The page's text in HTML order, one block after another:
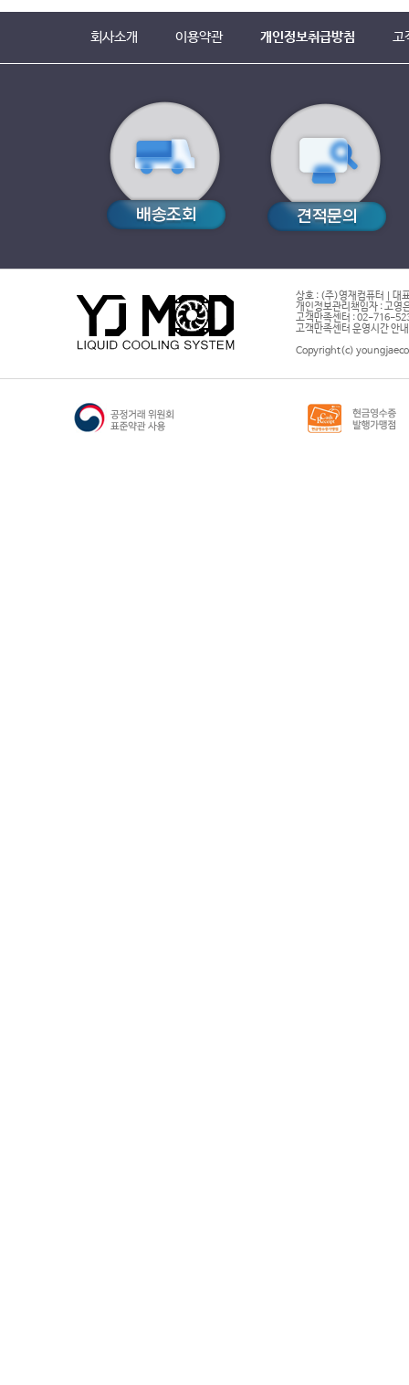
회사소개 이용약관 개인정보취급방침 고
상호 : (주)영재컴퓨터 | 대
개인정보관리책임자 : 고영
고객만족센터 : 02-716-
고객만족센터 운영시간 안
Copyright(c)